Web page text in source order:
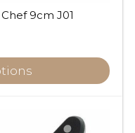
9cm J01